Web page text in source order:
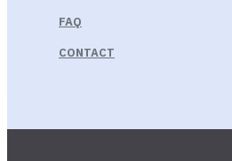
FAQ
CONTACT